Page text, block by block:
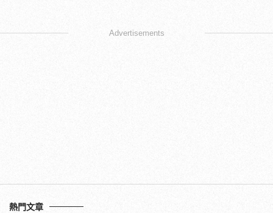
Advertisements
熱門文章